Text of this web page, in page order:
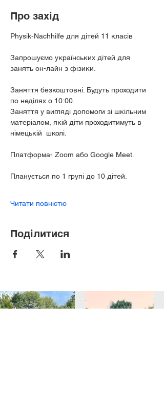
Про захід
Physik-Nachhilfe для дітей 11 класів
Запрошуємо українських дітей для
занять он-лайн з фізики.
Заняття безкоштовні. Будуть проходити
по неділях о 10:00.
Заняття у вигляді допомоги зі шкільним
матеріалом, якій діти проходитимуть в
німецькій  школі.
Платформа- Zoom або Google Meet.
Планується по 1 групі до 10 дітей.
Читати повністю
Поділитися